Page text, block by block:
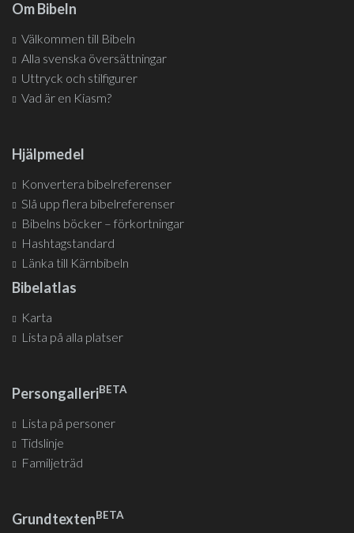
Om Bibeln
Välkommen till Bibeln
Alla svenska översättningar
Uttryck och stilfigurer
Vad är en Kiasm?
Hjälpmedel
Konvertera bibelreferenser
Slå upp flera bibelreferenser
Bibelns böcker – förkortningar
Hashtagstandard
Länka till Kärnbibeln
Bibelatlas
Karta
Lista på alla platser
PersongalleriBETA
Lista på personer
Tidslinje
Familjeträd
GrundtextenBETA